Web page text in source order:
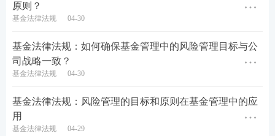
原则？
基金法律法规 04-30
基金法律法规：如何确保基金管理中的风险管理目标与公
司战略一致？
基金法律法规 04-30
基金法律法规：风险管理的目标和原则在基金管理中的应
用
基金法律法规 04-29